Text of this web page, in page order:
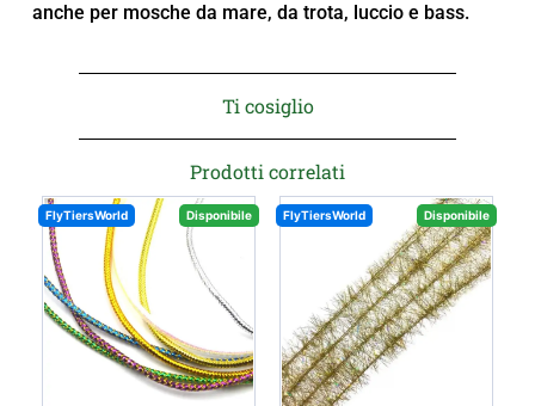
anche per mosche da mare, da trota, luccio e bass.
Ti cosiglio
Prodotti correlati
FlyTiersWorld Disponibile FlyTiersWorld Disponibile